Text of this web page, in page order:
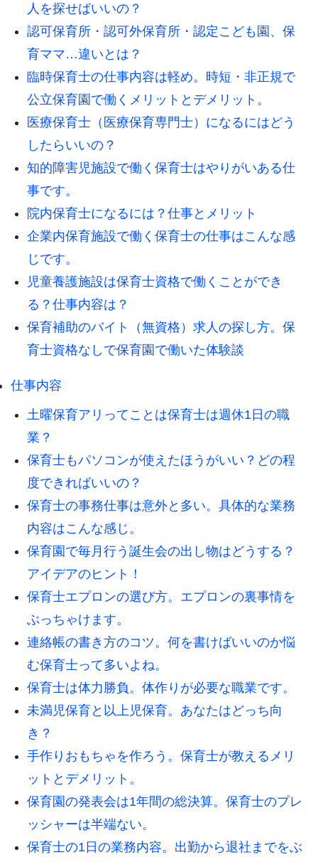
人を探せばいいの？
認可保育所・認可外保育所・認定こども園、保
育ママ…違いとは？
臨時保育士の仕事内容は軽め。時短・非正規で
公立保育園で働くメリットとデメリット。
医療保育士（医療保育専門士）になるにはどう
したらいいの？
知的障害児施設で働く保育士はやりがいある仕
事です。
院内保育士になるには？仕事とメリット
企業内保育施設で働く保育士の仕事はこんな感
じです。
児童養護施設は保育士資格で働くことができ
る？仕事内容は？
保育補助のバイト（無資格）求人の探し方。保
育士資格なしで保育園で働いた体験談
仕事内容
土曜保育アリってことは保育士は週休1日の職
業？
保育士もパソコンが使えたほうがいい？どの程
度できればいいの？
保育士の事務仕事は意外と多い。具体的な業務
内容はこんな感じ。
保育園で毎月行う誕生会の出し物はどうする？
アイデアのヒント！
保育士エプロンの選び方。エプロンの裏事情を
ぶっちゃけます。
連絡帳の書き方のコツ。何を書けばいいのか悩
む保育士って多いよね。
保育士は体力勝負。体作りが必要な職業です。
未満児保育と以上児保育。あなたはどっち向
き？
手作りおもちゃを作ろう。保育士が教えるメリ
ットとデメリット。
保育園の発表会は1年間の総決算。保育士のプレ
ッシャーは半端ない。
保育士の1日の業務内容。出勤から退社までをぶ